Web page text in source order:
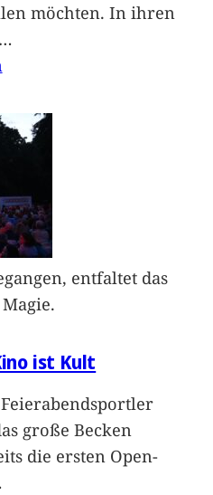
möchten. In ihren
…
entfaltet das
ist Kult
große Becken
die ersten Open-